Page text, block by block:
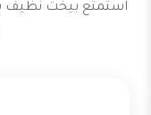
استمتع بيخت نظيف